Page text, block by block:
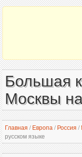
Большая
Москвы
Главная / Европа / Россия /
русском языке